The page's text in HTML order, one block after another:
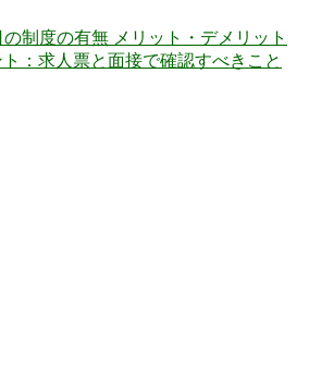
制度の有無 メリット・デメリット
：求人票と面接で確認すべきこと